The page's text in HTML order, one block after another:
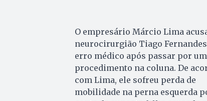
O empresário Márcio Lima
neurocirurgião Tiago
erro médico após passar por um
procedimento na coluna. De
com Lima, ele sofreu perda de
mobilidade na perna esquerda